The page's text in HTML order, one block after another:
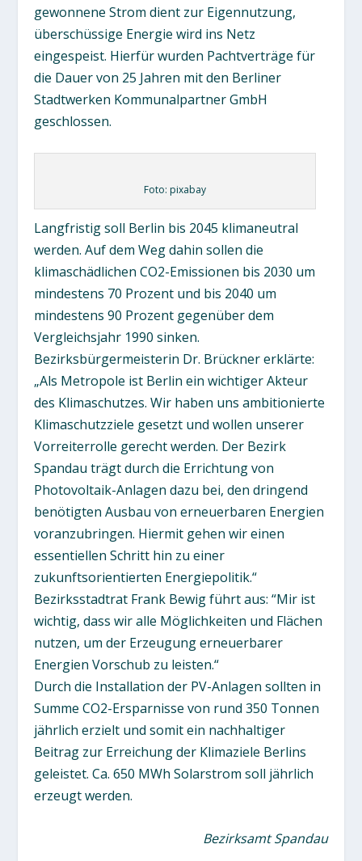
gewonnene Strom dient zur Eigennutzung,
überschüssige Energie wird ins Netz
eingespeist. Hierfür wurden Pachtverträge für
die Dauer von 25 Jahren mit den Berliner
Stadtwerken Kommunalpartner GmbH
geschlossen.
Foto: pixabay
Langfristig soll Berlin bis 2045 klimaneutral
werden. Auf dem Weg dahin sollen die
klimaschädlichen CO2-Emissionen bis 2030 um
mindestens 70 Prozent und bis 2040 um
mindestens 90 Prozent gegenüber dem
Vergleichsjahr 1990 sinken.
Bezirksbürgermeisterin Dr. Brückner erklärte:
„Als Metropole ist Berlin ein wichtiger Akteur
des Klimaschutzes. Wir haben uns ambitionierte
Klimaschutzziele gesetzt und wollen unserer
Vorreiterrolle gerecht werden. Der Bezirk
Spandau trägt durch die Errichtung von
Photovoltaik-Anlagen dazu bei, den dringend
benötigten Ausbau von erneuerbaren Energien
voranzubringen. Hiermit gehen wir einen
essentiellen Schritt hin zu einer
zukunftsorientierten Energiepolitik.“
Bezirksstadtrat Frank Bewig führt aus: “Mir ist
wichtig, dass wir alle Möglichkeiten und Flächen
nutzen, um der Erzeugung erneuerbarer
Energien Vorschub zu leisten.“
Durch die Installation der PV-Anlagen sollten in
Summe CO2-Ersparnisse von rund 350 Tonnen
jährlich erzielt und somit ein nachhaltiger
Beitrag zur Erreichung der Klimaziele Berlins
geleistet. Ca. 650 MWh Solarstrom soll jährlich
erzeugt werden.
Bezirksamt Spandau